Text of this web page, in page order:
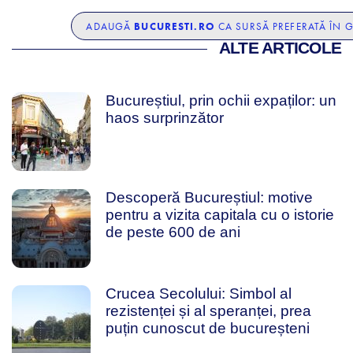
ADAUGĂ BUCURESTI.RO CA SURSĂ PREFERATĂ ÎN
ALTE ARTICOLE
Bucureștiul, prin ochii expaților: un
haos surprinzător
Descoperă Bucureștiul: motive
pentru a vizita capitala cu o istorie
de peste 600 de ani
Crucea Secolului: Simbol al
rezistenței și al speranței, prea
puțin cunoscut de bucureșteni